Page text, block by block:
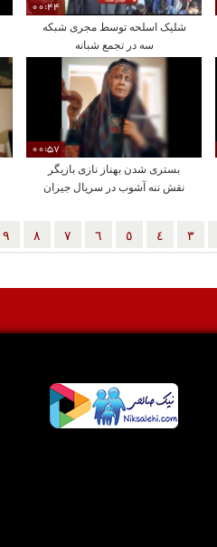
00:44
شلیک اسلحه توسط مجری شبکه
سه در تجمع شبانه
00:57
بستری شدن بهناز نازی بازیگر
نقش ننه آشوب در سریال جیران
٣ ٤ ٥ ٦ ٧ ٨ ٩